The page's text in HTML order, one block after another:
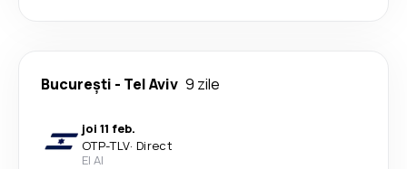
București - Tel Aviv 9 zile
joi 11 feb.
OTP-TLV· Direct
El Al